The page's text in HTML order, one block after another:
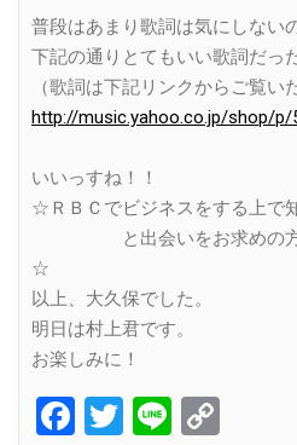
普段はあまり歌詞は気にしない
下記の通りとてもいい歌詞だった
（歌詞は下記リンクからご覧い
http://music.yahoo.co.jp/shop/p/
いいっすね！！
☆ＲＢＣでビジネスをする上で
と出会いをお求めの方
☆
以上、大久保でした。
明日は村上君です。
お楽しみに！
Facebook
Twitter
Line